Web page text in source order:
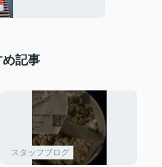
め記事
スタッフブログ